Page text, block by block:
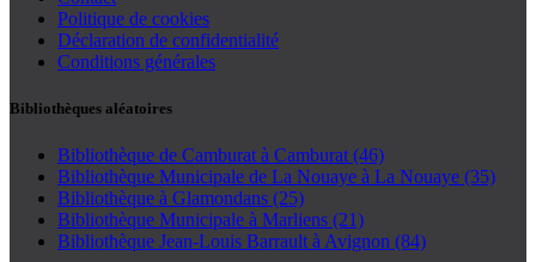
Politique de cookies
Déclaration de confidentialité
Conditions générales
Bibliothèques aléatoires
Bibliothèque de Camburat à Camburat (46)
Bibliothèque Municipale de La Nouaye à La Nouaye (35)
Bibliothèque à Glamondans (25)
Bibliothèque Municipale à Marliens (21)
Bibliothèque Jean-Louis Barrault à Avignon (84)